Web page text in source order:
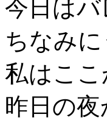
今日は
ちなみ
私はこ
昨日の